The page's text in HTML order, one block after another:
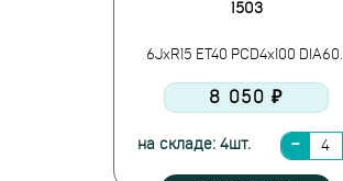
1503
6JxR15 ET40 PCD4x100 DIA60.1
8 050 ₽
на складе: 4шт.